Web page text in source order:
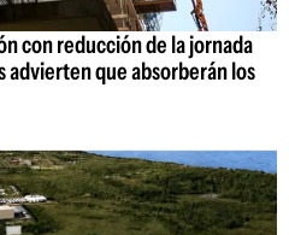
con reducción de la jornada
que absorberán los